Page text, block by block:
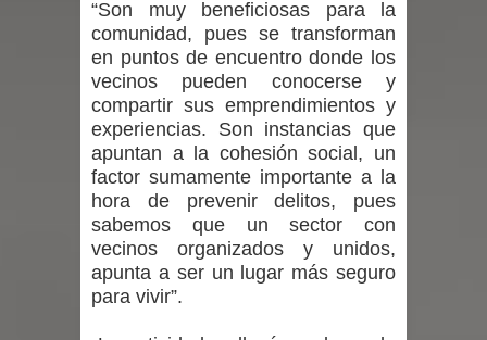
proceso de vacunación escolar
Se activa Código Azul en Talca ante
las bajas temperaturas
GORE Maule figura tercero a nivel
nacional en gasto por viajes y
traslados con $133 millones
Dos internos intentaron escapar por
“Son muy beneficiosas para la
comunidad, pues se transforman
en puntos de encuentro donde los
vecinos pueden conocerse y
compartir sus emprendimientos y
experiencias. Son instancias que
apuntan a la cohesión social, un
factor sumamente importante a la
hora de prevenir delitos, pues
sabemos que un sector con
vecinos organizados y unidos,
apunta a ser un lugar más seguro
para vivir”.